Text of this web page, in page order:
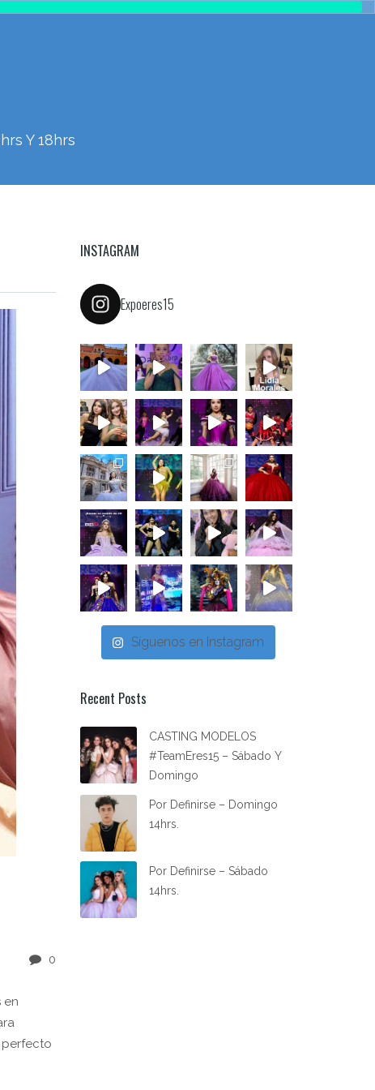
Y 18hrs
0
en
perfecto
INSTAGRAM
Expoeres15
Síguenos en Instagram
Recent Posts
CASTING MODELOS
#TeamEres15 – Sábado Y
Domingo
Por Definirse – Domingo
14hrs.
Por Definirse – Sábado
14hrs.